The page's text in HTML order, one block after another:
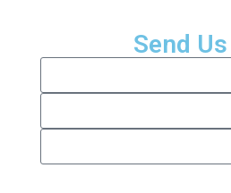
Send